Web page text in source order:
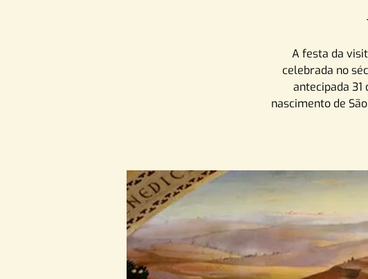
A festa da
celebrada no
antecipada
nascimento de